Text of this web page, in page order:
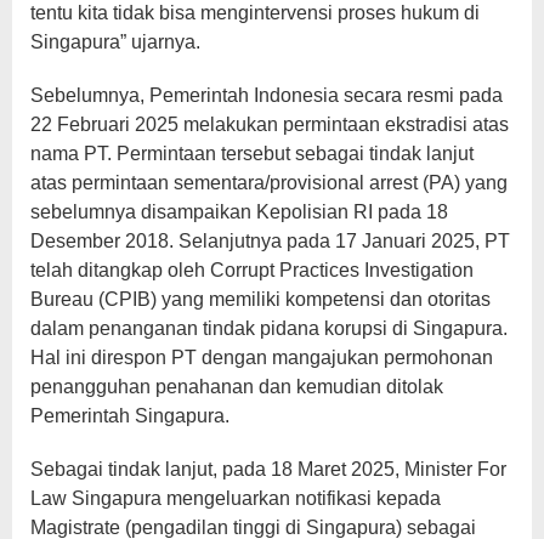
tentu kita tidak bisa mengintervensi proses hukum di
Singapura” ujarnya.
Sebelumnya, Pemerintah Indonesia secara resmi pada
22 Februari 2025 melakukan permintaan ekstradisi atas
nama PT. Permintaan tersebut sebagai tindak lanjut
atas permintaan sementara/provisional arrest (PA) yang
sebelumnya disampaikan Kepolisian RI pada 18
Desember 2018. Selanjutnya pada 17 Januari 2025, PT
telah ditangkap oleh Corrupt Practices Investigation
Bureau (CPIB) yang memiliki kompetensi dan otoritas
dalam penanganan tindak pidana korupsi di Singapura.
Hal ini direspon PT dengan mangajukan permohonan
penangguhan penahanan dan kemudian ditolak
Pemerintah Singapura.
Sebagai tindak lanjut, pada 18 Maret 2025, Minister For
Law Singapura mengeluarkan notifikasi kepada
Magistrate (pengadilan tinggi di Singapura) sebagai